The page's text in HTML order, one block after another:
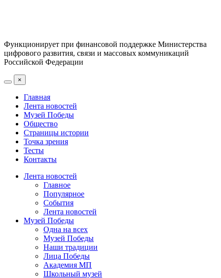
Функционирует при финансовой поддержке Министерства
цифрового развития, связи и массовых коммуникаций
Российской Федерации
×
Главная
Лента новостей
Музей Победы
Общество
Страницы истории
Точка зрения
Тесты
Контакты
Лента новостей
Главное
Популярное
События
Лента новостей
Музей Победы
Одна на всех
Музей Победы
Наши традиции
Лица Победы
Академия МП
Школьный музей